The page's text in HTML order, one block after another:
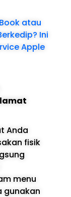
atau
Ini
Apple
Anda
fisik
menu
gunakan